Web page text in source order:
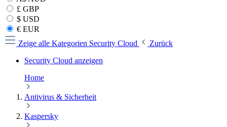
£ GBP
$ USD
€ EUR
Zeige alle Kategorien Security Cloud
Zurück
Security Cloud anzeigen
Home
Antivirus & Sicherheit
Kaspersky